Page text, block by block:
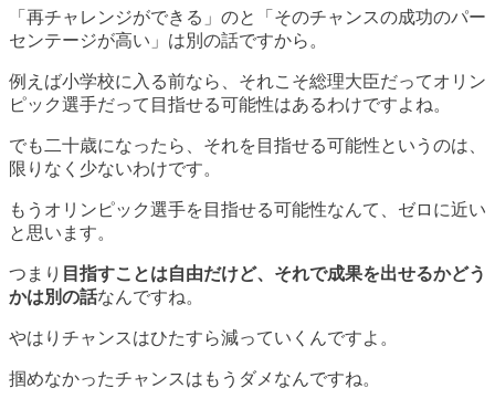
「再チャレンジができる」のと「そのチャンスの成功のパー
センテージが高い」は別の話ですから。
例えば小学校に入る前なら、それこそ総理大臣だってオリン
ピック選手だって目指せる可能性はあるわけですよね。
でも二十歳になったら、それを目指せる可能性というのは、
限りなく少ないわけです。
もうオリンピック選手を目指せる可能性なんて、ゼロに近い
と思います。
つまり 目指すことは自由だけど、それで成果を出せるかどう
かは別の話なんですね。
やはりチャンスはひたすら減っていくんですよ。
掴めなかったチャンスはもうダメなんですね。